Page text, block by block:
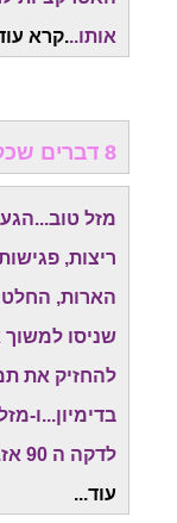
אותו...קרא
8 דברים שכלה צריכה לקחת ביום החתונה
מזל
ריצות,
הארות,
שניסו למשוך
להחזיק את
בדימיון...ו-
לדקה ה 90 אז... מה לקחת ביום החתונה....
עוד...